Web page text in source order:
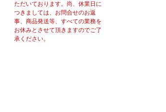
ただいております。尚、休業日に
つきましては、お問合せのお返
事、商品発送等、すべての業務を
お休みとさせて頂きますのでご了
承ください。